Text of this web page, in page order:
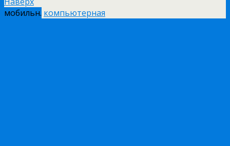
мобильн. компьютерная